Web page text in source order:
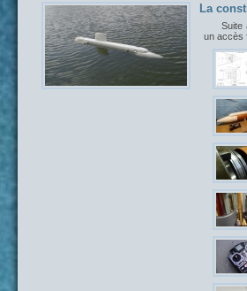
La
Suite
un accès